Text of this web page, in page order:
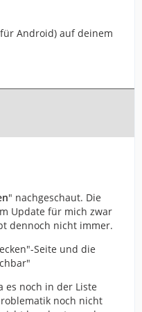
Android) auf deinem
" nachgeschaut. Die
Update für mich zwar
dennoch nicht immer.
Seite und die
es noch in der Liste
noch nicht